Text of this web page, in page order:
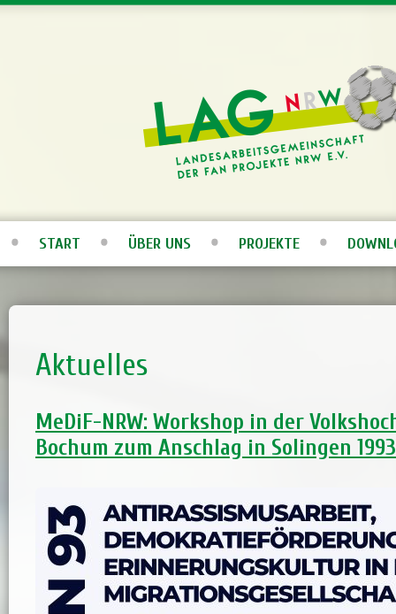
START ÜBER UNS PROJEKTE
Aktuelles
MeDiF-NRW: Workshop in der
Bochum zum Anschlag in Solingen 1993